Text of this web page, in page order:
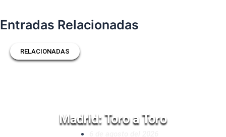
Entradas Relacionadas
RELACIONADAS
Madrid: Toro a Toro